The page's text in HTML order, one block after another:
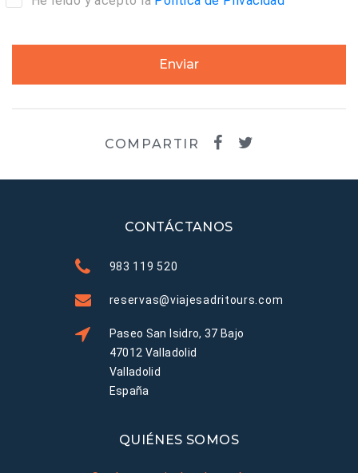
Enviar
COMPARTIR
CONTÁCTANOS
983 119 520
reservas@viajesadritours.com
Paseo San Isidro, 37 Bajo
47012 Valladolid
Valladolid
España
QUIÉNES SOMOS